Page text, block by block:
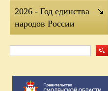
2026 - Год единства
народов России